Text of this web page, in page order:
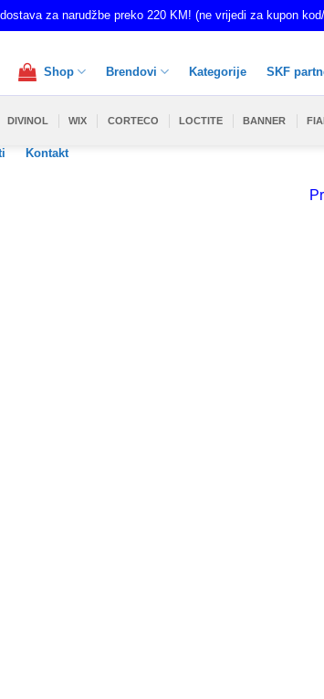
za narudžbe preko 220 KM! (ne vrijedi za kupon
Shop Brendovi Kategorije SKF
Kontakt
DIVINOL WIX CORTECO LOCTITE BANNER